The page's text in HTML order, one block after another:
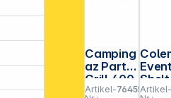
Camping
az Party
Grill 400
Caravan
Artikel-764556Pro
Artikel-